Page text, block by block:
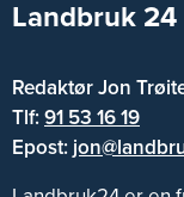
Landbruk 24
Redaktør Jon
Tlf:91 53 16 19
Epost: